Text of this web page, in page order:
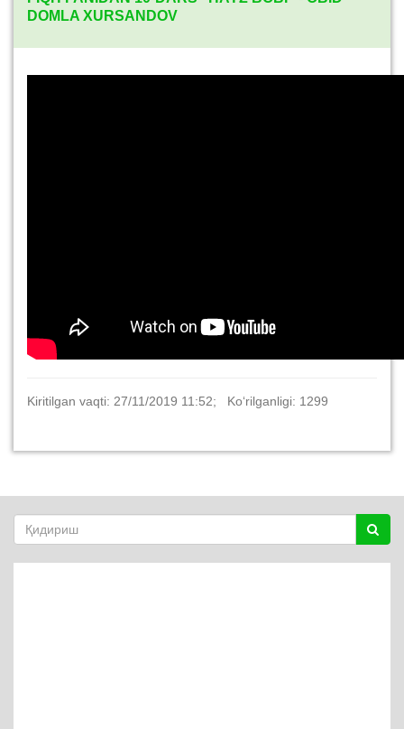
DOMLA XURSANDOV
Kiritilgan vaqti: 27/11/2019 11:52; Ko‘rilganligi: 1299